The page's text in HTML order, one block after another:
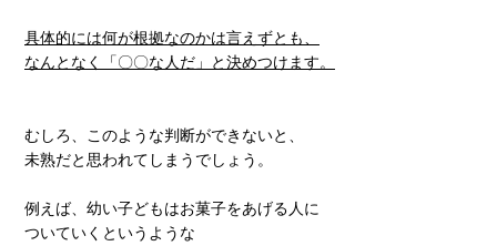
具体的には何が根拠なのかは言えずとも、
なんとなく「〇〇な人だ」と決めつけます。
むしろ、このような判断ができないと、
未熟だと思われてしまうでしょう。
例えば、幼い子どもはお菓子をあげる人に
ついていくというような